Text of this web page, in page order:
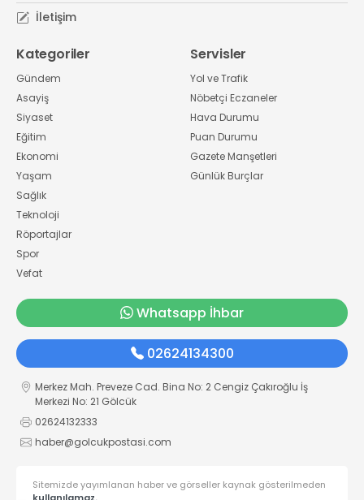
İletişim
Kategoriler
Gündem
Asayiş
Siyaset
Eğitim
Ekonomi
Yaşam
Sağlık
Teknoloji
Röportajlar
Spor
Vefat
Servisler
Yol ve Trafik
Nöbetçi Eczaneler
Hava Durumu
Puan Durumu
Gazete Manşetleri
Günlük Burçlar
Whatsapp İhbar
02624134300
Merkez Mah. Preveze Cad. Bina No: 2 Cengiz Çakıroğlu İş
Merkezi No: 21 Gölcük
02624132333
haber@golcukpostasi.com
Sitemizde yayımlanan haber ve görseller kaynak gösterilmeden